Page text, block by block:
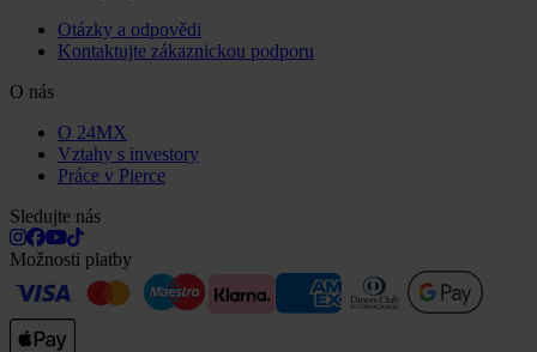
Otázky a odpovědi
Kontaktujte zákaznickou podporu
O nás
O 24MX
Vztahy s investory
Práce v Pierce
Sledujte nás
Možnosti platby